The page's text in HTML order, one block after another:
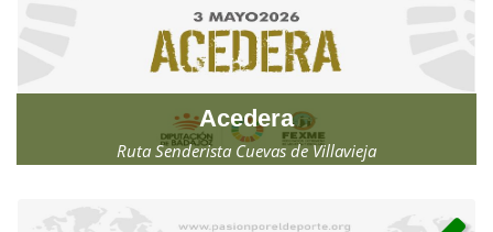
Acedera
Ruta Senderista Cuevas de Villavieja